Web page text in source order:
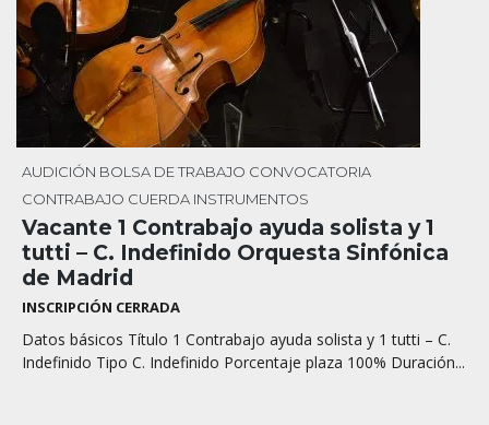
AUDICIÓN BOLSA DE TRABAJO CONVOCATORIA
CONTRABAJO CUERDA INSTRUMENTOS
Vacante 1 Contrabajo ayuda solista y 1
tutti – C. Indefinido Orquesta Sinfónica
de Madrid
INSCRIPCIÓN CERRADA
Datos básicos Título 1 Contrabajo ayuda solista y 1 tutti – C.
Indefinido Tipo C. Indefinido Porcentaje plaza 100% Duración...